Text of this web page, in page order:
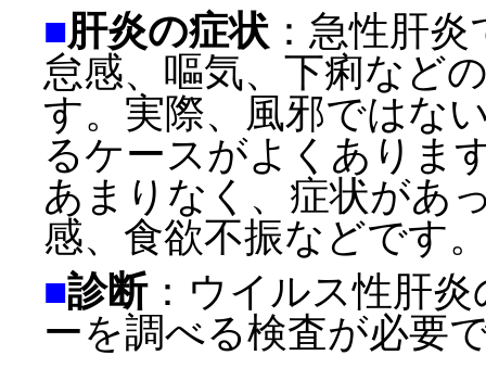
■肝炎の症状：急性肝炎
怠感、嘔気、下痢など
す。実際、風邪ではな
るケースがよくありま
あまりなく、症状があ
感、食欲不振などです
■診断：ウイルス性肝
ーを調べる検査が必要